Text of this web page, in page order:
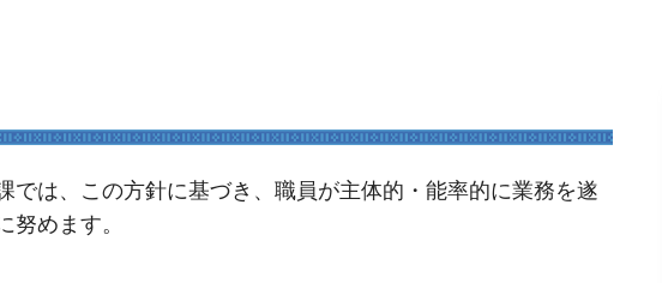
では、この方針に基づき、職員が主体的・能率的に業務を遂
めます。